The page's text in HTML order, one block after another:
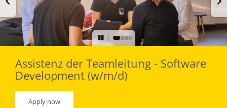
Assistenz der Teamleitung - Software
Development (w/m/d)
Apply now